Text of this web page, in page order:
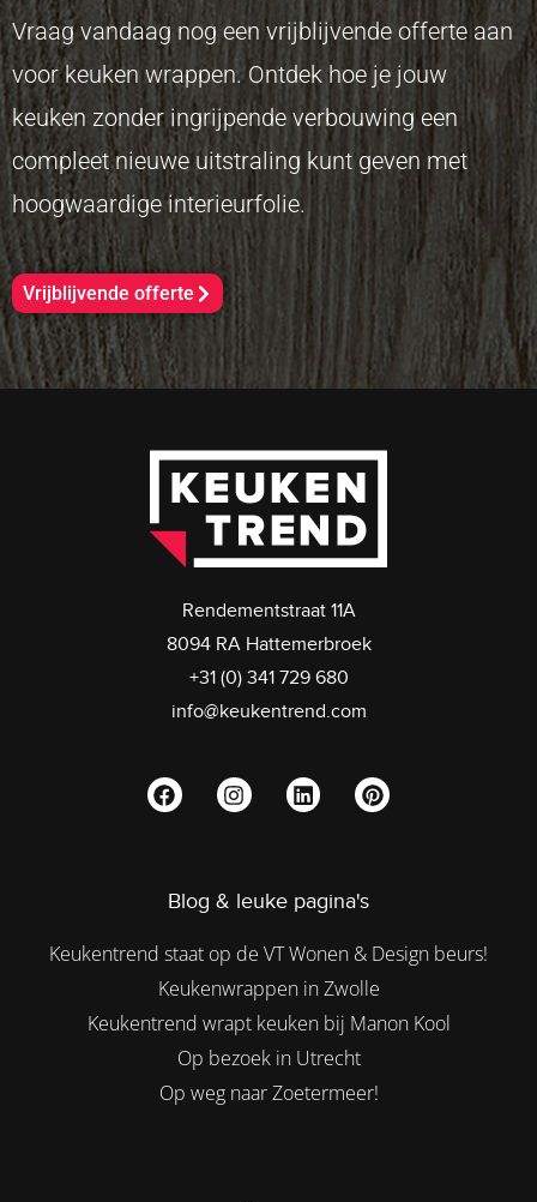
Vraag vandaag nog een vrijblijvende offerte aan
voor keuken wrappen. Ontdek hoe je jouw
keuken zonder ingrijpende verbouwing een
compleet nieuwe uitstraling kunt geven met
hoogwaardige interieurfolie.
Vrijblijvende offerte
Rendementstraat 11A
8094 RA Hattemerbroek
+31 (0) 341 729 680
info@keukentrend.com
Blog & leuke pagina's
Keukentrend staat op de VT Wonen & Design beurs!
Keukenwrappen in Zwolle
Keukentrend wrapt keuken bij Manon Kool
Op bezoek in Utrecht
Op weg naar Zoetermeer!